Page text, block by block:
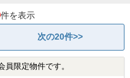
件を表示
次の20件>>
員限定物件です。